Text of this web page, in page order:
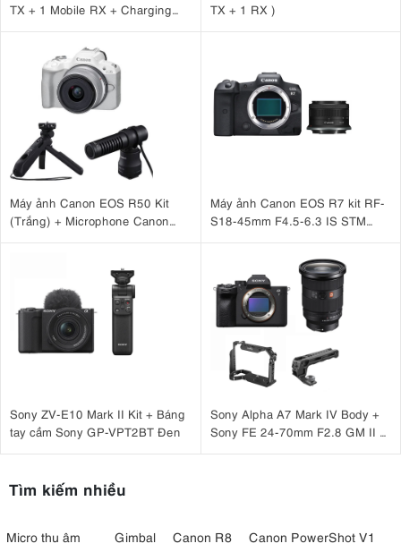
TX + 1 Mobile RX + Charging
TX + 1 RX )
Máy ảnh Canon EOS R50 Kit
(Trắng) + Microphone Canon
Máy ảnh Canon EOS R7 kit RF-
S18-45mm F4.5-6.3 IS STM
Sony ZV-E10 Mark II Kit + Báng
tay cầm Sony GP-VPT2BT Đen
Sony Alpha A7 Mark IV Body +
Sony FE 24-70mm F2.8 GM II +
Tìm kiếm nhiều
Micro thu âm Gimbal Canon R8
Canon PowerShot V1